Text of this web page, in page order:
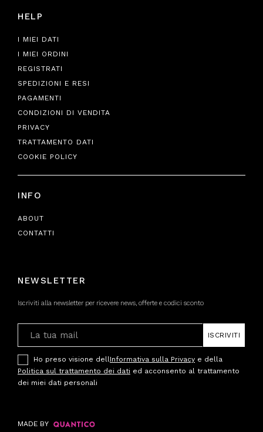
HELP
I MIEI DATI
I MIEI ORDINI
REGISTRATI
SPEDIZIONI E RESI
PAGAMENTI
CONDIZIONI DI VENDITA
PRIVACY
TRATTAMENTO DATI
COOKIE POLICY
INFO
ABOUT
CONTATTI
NEWSLETTER
Iscriviti alla newsletter per ricevere news, offerte e codici sconto
ISCRIVITI
Ho preso visione dell Informativa sulla Privacy e della
Politica sul trattamento dei dati ed acconsento al trattamento
dei miei dati personali
MADE BY